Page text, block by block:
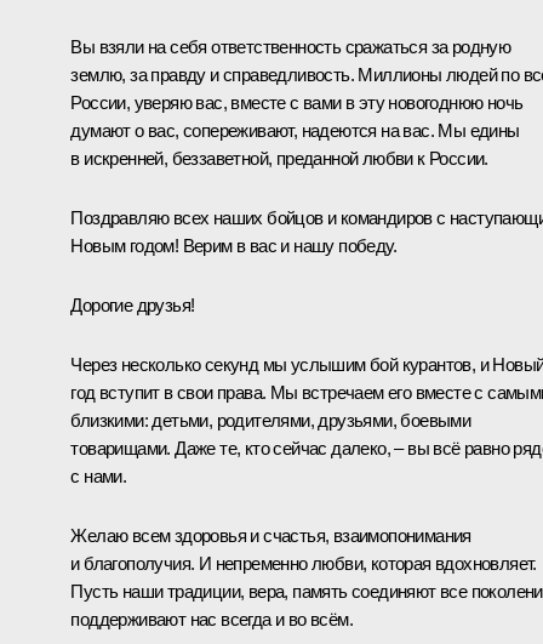
Вы взяли на себя ответственность сражаться за родную
землю, за правду и справедливость. Миллионы людей по
России, уверяю вас, вместе с вами в эту новогоднюю ночь
думают о вас, сопереживают, надеются на вас. Мы едины
в искренней, беззаветной, преданной любви к России.
Поздравляю всех наших бойцов и командиров с
Новым годом! Верим в вас и нашу победу.
Дорогие друзья!
Через несколько секунд мы услышим бой курантов, и
год вступит в свои права. Мы встречаем его вместе с
близкими: детьми, родителями, друзьями, боевыми
товарищами. Даже те, кто сейчас далеко, – вы всё равно
с нами.
Желаю всем здоровья и счастья, взаимопонимания
и благополучия. И непременно любви, которая вдохновляет.
Пусть наши традиции, вера, память соединяют все
поддерживают нас всегда и во всём.